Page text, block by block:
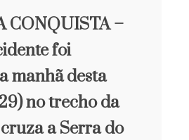
CONQUISTA –
foi
manhã desta
no trecho da
a Serra do